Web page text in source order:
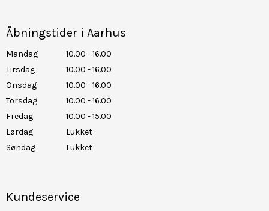
Åbningstider i Aarhus
Mandag
10.00 - 16.00
Tirsdag
10.00 - 16.00
Onsdag
10.00 - 16.00
Torsdag
10.00 - 16.00
Fredag
10.00 - 15.00
Lørdag
Lukket
Søndag
Lukket
Kundeservice